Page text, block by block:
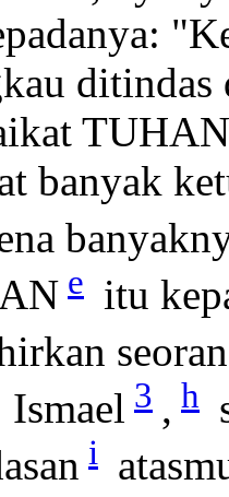
banyak
e itu
Ismael 3 , h
i